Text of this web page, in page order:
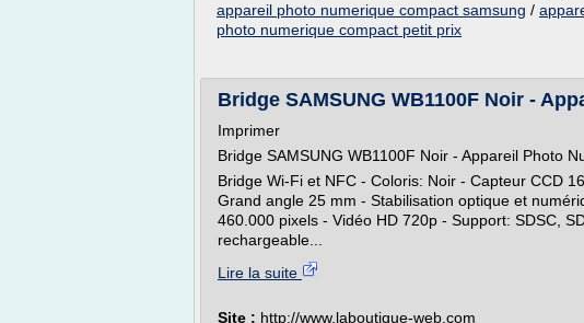
appareil photo numerique compact samsung /
photo numerique compact petit prix
Bridge SAMSUNG WB1100F Noir -
Imprimer
Bridge SAMSUNG WB1100F Noir - Appareil Photo
Bridge Wi-Fi et NFC - Coloris: Noir - Capteur CCD
Grand angle 25 mm - Stabilisation optique et
460.000 pixels - Vidéo HD 720p - Support: SDSC,
rechargeable...
Lire la suite
Site : http://www.laboutique-web.com